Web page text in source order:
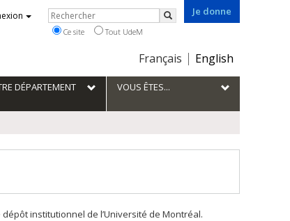
Je donne
Choix
la
langue
Français English
Rechercher
Rechercher
Ce site Tout UdeM
DÉPARTEMENT VOUS ÊTES...
dépôt institutionnel de l’Université de Montréal.